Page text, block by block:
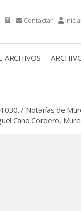
Contactar
ARCHIVOS
/ Notarías de
Cano Cordero,